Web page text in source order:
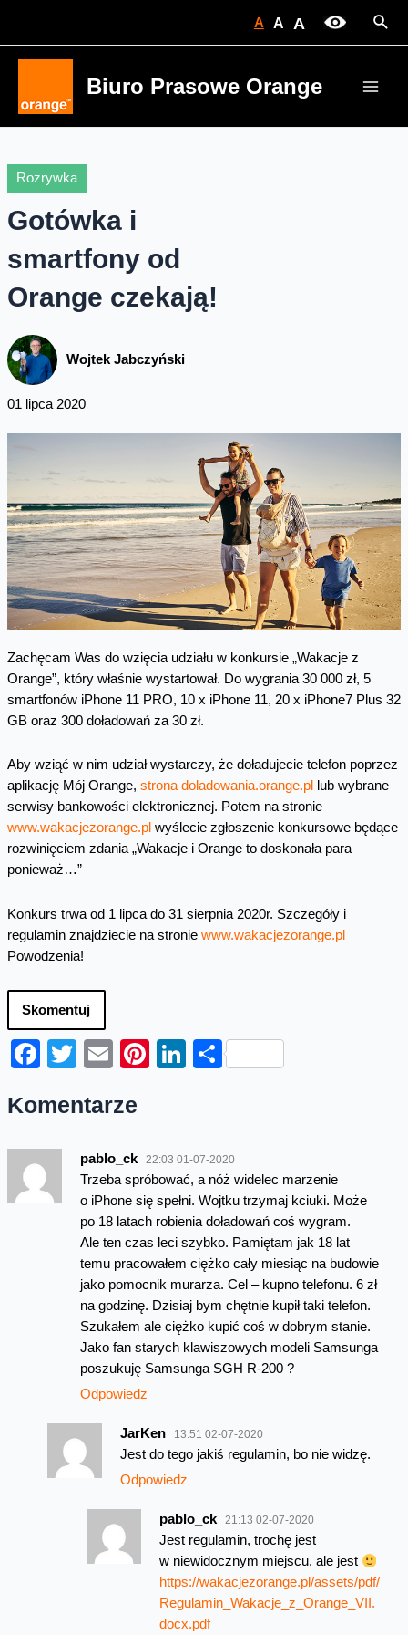
A A A
Biuro Prasowe Orange
Rozrywka
Gotówka i
smartfony od
Orange czekają!
Wojtek Jabczyński
01 lipca 2020
Zachęcam Was do wzięcia udziału w konkursie „Wakacje z
Orange”, który właśnie wystartował. Do wygrania 30 000 zł, 5
smartfonów iPhone 11 PRO, 10 x iPhone 11, 20 x iPhone7 Plus 32
GB oraz 300 doładowań za 30 zł.
Aby wziąć w nim udział wystarczy, że doładujecie telefon poprzez
aplikację Mój Orange, strona doladowania.orange.pl
lub wybrane
serwisy bankowości elektronicznej. Potem na stronie
www.wakacjezorange.pl wyślecie zgłoszenie konkursowe będące
rozwinięciem zdania „Wakacje i Orange to doskonała para
ponieważ…”
Konkurs trwa od 1 lipca do 31 sierpnia 2020r. Szczegóły i
regulamin znajdziecie na stronie www.wakacjezorange.pl
Powodzenia!
Skomentuj
Facebook
Twitter
EmailPinterest
LinkedIn
Share
Komentarze
pablo_ck 22:03 01-07-2020
Trzeba spróbować, a nóż widelec marzenie
o iPhone się spełni. Wojtku trzymaj kciuki. Może
po 18 latach robienia doładowań coś wygram.
Ale ten czas leci szybko. Pamiętam jak 18 lat
temu pracowałem ciężko cały miesiąc na budowie
jako pomocnik murarza. Cel – kupno telefonu. 6 zł
na godzinę. Dzisiaj bym chętnie kupił taki telefon.
Szukałem ale ciężko kupić coś w dobrym stanie.
Jako fan starych klawiszowych modeli Samsunga
poszukuję Samsunga SGH R-200 ?
Odpowiedz
JarKen 13:51 02-07-2020
Jest do tego jakiś regulamin, bo nie widzę.
Odpowiedz
pablo_ck 21:13 02-07-2020
Jest regulamin, trochę jest
w niewidocznym miejscu, ale jest
https://wakacjezorange.pl/assets/pdf/
Regulamin_Wakacje_z_Orange_VII.
docx.pdf